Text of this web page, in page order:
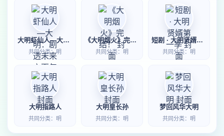
大明虾仙人—大明：剧透未来六百年老朱麻了
共同分类：明
《大明烟火》完结！
共同分类：明
短剧 · 大明贤婿第一季
共同分类：明
大明指路人
共同分类：明
大明皇长孙
共同分类：明
梦回风华大明
共同分类：明